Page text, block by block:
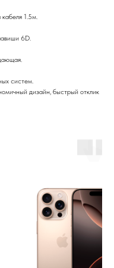
1.5м.
6D.
систем.
дизайн, быстрый отклик